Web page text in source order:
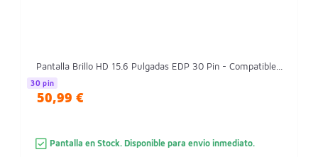
Pantalla Brillo HD 15.6 Pulgadas EDP 30 Pin - Compatible...
30 pin
50,99 €
Pantalla en Stock. Disponible para envio inmediato.